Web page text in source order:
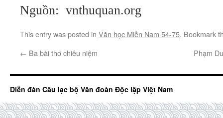
Nguồn: vnthuquan.org
This entry was posted in Văn học Miền Nam 54-75. Bookmark
← Ba bài thơ chiêu niệm Phạm
Diễn đàn Câu lạc bộ Văn đoàn Độc lập Việt Nam